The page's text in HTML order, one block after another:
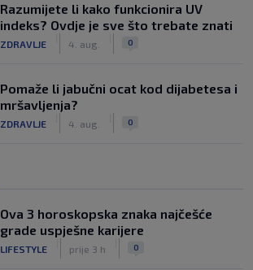
Razumijete li kako funkcionira UV
indeks? Ovdje je sve što trebate znati
ZDRAVLJE 4. aug. 0
Pomaže li jabučni ocat kod dijabetesa i
mršavljenja?
ZDRAVLJE 4. aug. 0
Ova 3 horoskopska znaka najčešće
grade uspješne karijere
LIFESTYLE prije 3 h 0